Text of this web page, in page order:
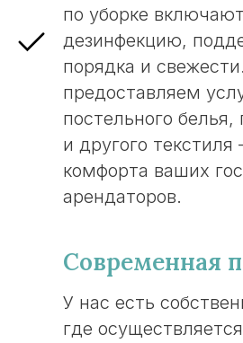
по уборке
дезинфекцию,
порядка и
предоставляем
постельного белья,
и другого
комфорта ваших
арендаторов.
Современная
У нас есть
где